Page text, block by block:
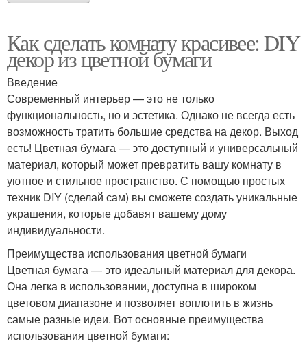
Как сделать комнату красивее: DIY
декор из цветной бумаги
Введение
Современный интерьер — это не только
функциональность, но и эстетика. Однако не всегда есть
возможность тратить большие средства на декор. Выход
есть! Цветная бумага — это доступный и универсальный
материал, который может превратить вашу комнату в
уютное и стильное пространство. С помощью простых
техник DIY (сделай сам) вы сможете создать уникальные
украшения, которые добавят вашему дому
индивидуальности.
Преимущества использования цветной бумаги
Цветная бумага — это идеальный материал для декора.
Она легка в использовании, доступна в широком
цветовом диапазоне и позволяет воплотить в жизнь
самые разные идеи. Вот основные преимущества
использования цветной бумаги: